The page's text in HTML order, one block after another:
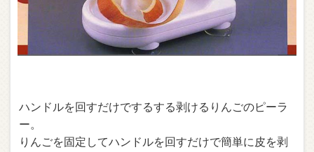
ハンドルを回すだけでするする剥けるりんごのピーラ
ー。
りんごを固定してハンドルを回すだけで簡単に皮を剥